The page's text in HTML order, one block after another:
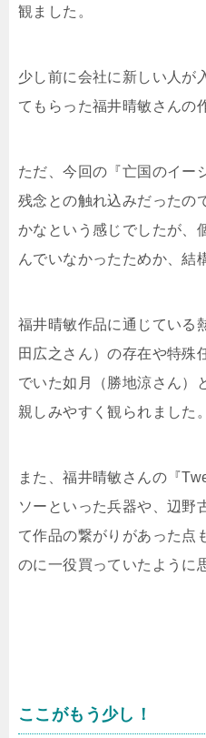
e a
観ました。
少し前に会社に新しい人が
てもらった福井晴敏さんの
ただ、今回の『亡国のイー
残念との触れ込みだったの
かなという感じでしたが、
んでいなかったためか、結
福井晴敏作品に通じている
田広之さん）の存在や特殊
でいた如月（勝地涼さん）
親しみやすく観られました。
また、福井晴敏さんの『
ソーといった兵器や、辺野
て作品の繋がりがあった点
のに一役買っていたように
ここがもう少し！